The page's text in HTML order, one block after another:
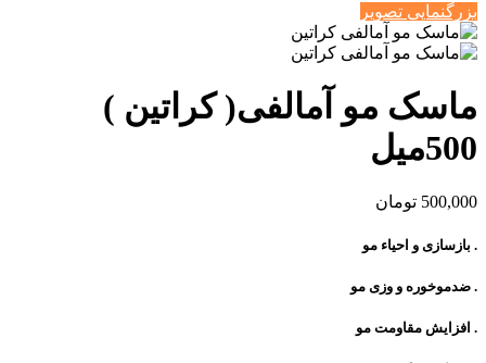
بزرگنمایی تصویر
ماسک مو آمالفی( کراتین )
500میل
500,000 تومان
. بازسازی و احیاء مو
. ضدموخوره و وزی مو
. افزایش مقاومت مو